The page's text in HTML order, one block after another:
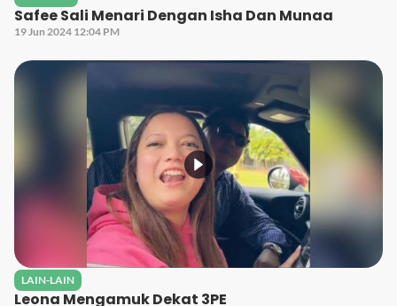
Safee Sali Menari Dengan Isha Dan Munaa
19 Jun 2024 12:04 PM
LAIN-LAIN
Leona Mengamuk Dekat 3PE